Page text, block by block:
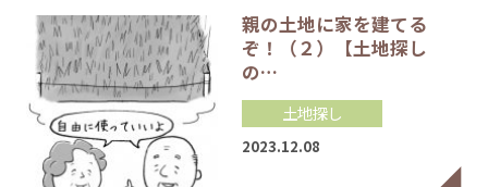
親の土地に家を建てる
ぞ！（２）【土地探し
の…
土地探し
2023.12.08